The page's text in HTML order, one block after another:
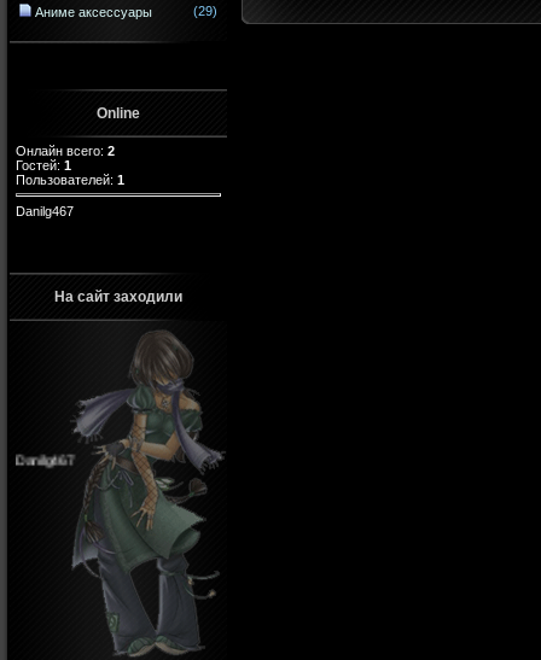
Аниме аксессуары (29)
Online
Онлайн всего: 2
Гостей: 1
Пользователей: 1
Danilg467
На сайт заходили